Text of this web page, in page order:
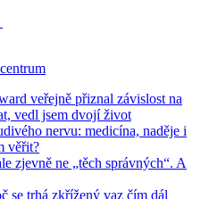
veřejně přiznal závislost na
vedl jsem dvojí život
nervu: medicína, naděje i
věřit?
zjevně ne „těch správných“. A
se trhá zkřížený vaz čím dál